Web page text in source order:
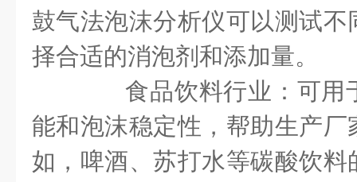
鼓气法泡沫分析仪可以测试
择合适的消泡剂和添加量。
食品饮料行业：可用
能和泡沫稳定性，帮助生产
如，啤酒、苏打水等碳酸饮